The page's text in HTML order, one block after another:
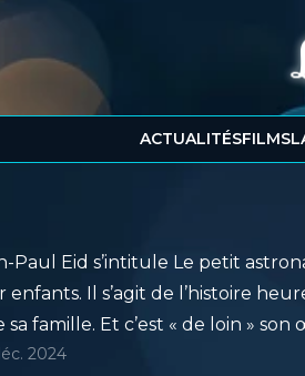
ACTUALITÉSFILMS
Eid s’intitule Le petit
Il s’agit de l’histoire
famille. Et c’est « de loin »
2024